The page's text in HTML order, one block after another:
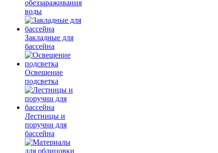
обеззараживания
воды
Закладные для
бассейна
Освещение
подсветка
Лестницы и
поручни для
бассейна